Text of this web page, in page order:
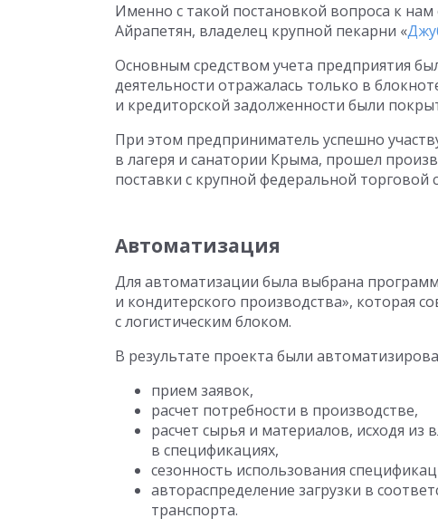
Именно с такой постановкой вопроса к
Айрапетян, владелец крупной пекарни «
Основным средством учета предприятия
деятельности отражалась только в
и кредиторской задолженности были
При этом предприниматель успешно
в лагеря и санатории Крыма, прошел
поставки с крупной федеральной торговой
Автоматизация
Для автоматизации была выбрана
и кондитерского производства», которая
с логистическим блоком.
В результате проекта были
прием заявок,
расчет потребности в производстве,
расчет сырья и материалов, исходя
в спецификациях,
сезонность использования
автораспределение загрузки в
транспорта.